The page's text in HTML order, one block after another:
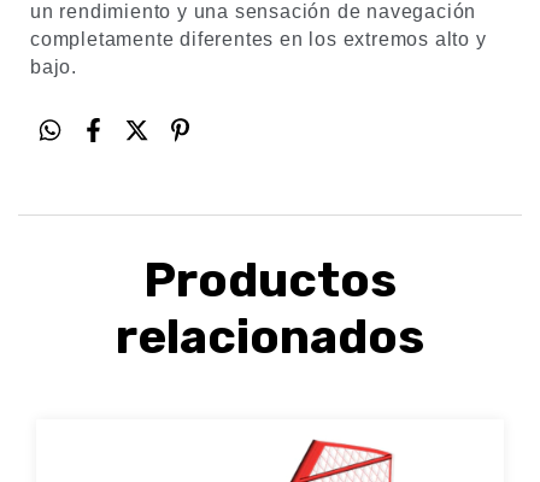
un rendimiento y una sensación de navegación
completamente diferentes en los extremos alto y
bajo.
Productos
relacionados